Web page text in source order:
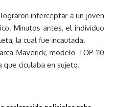
interceptar a un joven
Minutos antes, el individuo
la cual fue incautada.
Maverick, modelo TOP 110
ciculaba en sujeto.